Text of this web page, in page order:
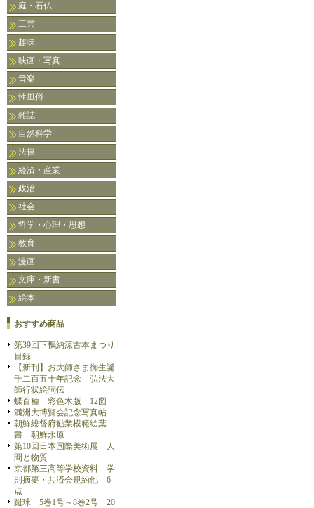
庭・石仏
工芸
趣味
映画・写真
音楽
性風俗
雑誌
自然科学
法律
経済・産業
政治
社会
哲学・心理・思想
教育
漫画
文庫・新書
絵本
おすすめ商品
第39回下鴨納涼古本まつり
目録
【新刊】お大師さま御生誕
千二百五十年記念 弘法大
師行状絵詞伝
蝶百種 彩色木版 12図
満洲大博覧会記念写真帖
朝鮮総督府勧業模範絵葉
書 朝鮮水原
第10回日本国際美術展 人
間と物質
京都第三高等学校資料 学
則摘要・共済会規約他 6
点
蹴球 5巻1号～8巻2号 20